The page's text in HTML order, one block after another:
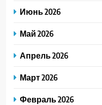
Июнь 2026
Май 2026
Апрель 2026
Март 2026
Февраль 2026